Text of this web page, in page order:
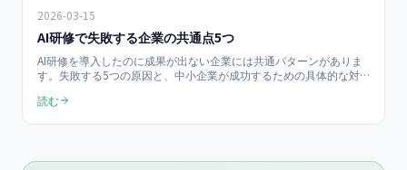
2026-03-15
AI研修で失敗する企業の共通点5つ
AI研修を導入したのに成果が出ない企業には共通パターンがありま
す。失敗する5つの原因と、中小企業が成功するための具体的な対
読む